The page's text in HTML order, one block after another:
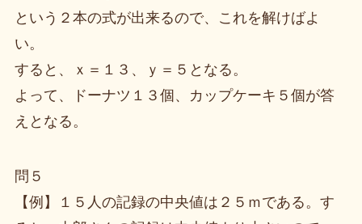
という２本の式が出来るので、これを解けばよ
い。
すると、ｘ＝１３、ｙ＝５となる。
よって、ドーナツ１３個、カップケーキ５個が答
えとなる。
問５
【例】１５人の記録の中央値は２５ｍである。す